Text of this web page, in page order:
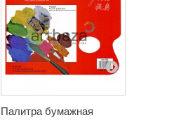
Палитра бумажная